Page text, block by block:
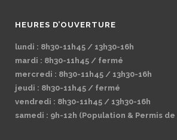
HEURES D’OUVERTURE
lundi : 8h30-11h45 / 13h30-16h
mardi : 8h30-11h45 / fermé
mercredi : 8h30-11h45 / 13h30-16h
jeudi : 8h30-11h45 / fermé
vendredi : 8h30-11h45 / 13h30-16h
samedi : 9h-12h (Population & Permis